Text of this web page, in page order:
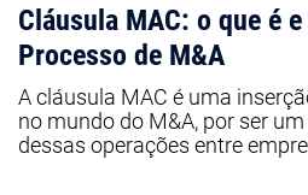
Cláusula MAC: o que é
Processo de M&A
A cláusula MAC é uma
no mundo do M&A, por ser
dessas operações entre